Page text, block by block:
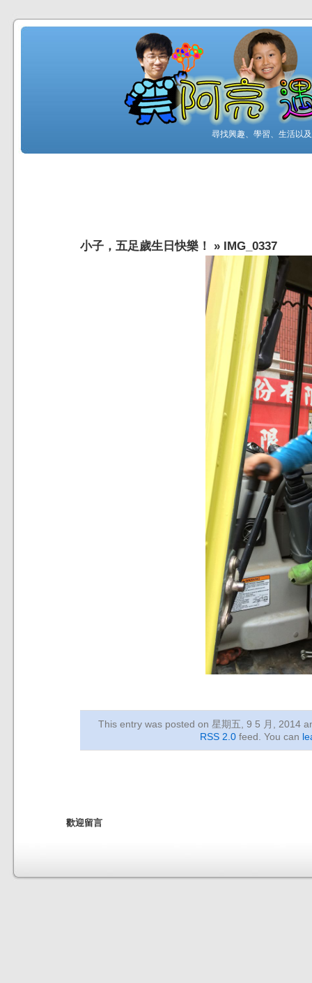
尋找興趣、學習、生活以
小子，五足歲生日快樂！ » IMG_0337
This entry was posted on 星期五, 9 5 月, 2014
RSS 2.0feed. You can
歡迎留言